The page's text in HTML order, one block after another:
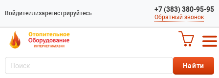
Войдитеилизарегистрируйтесь +7 (383) 380-95-95
Обратный звонок